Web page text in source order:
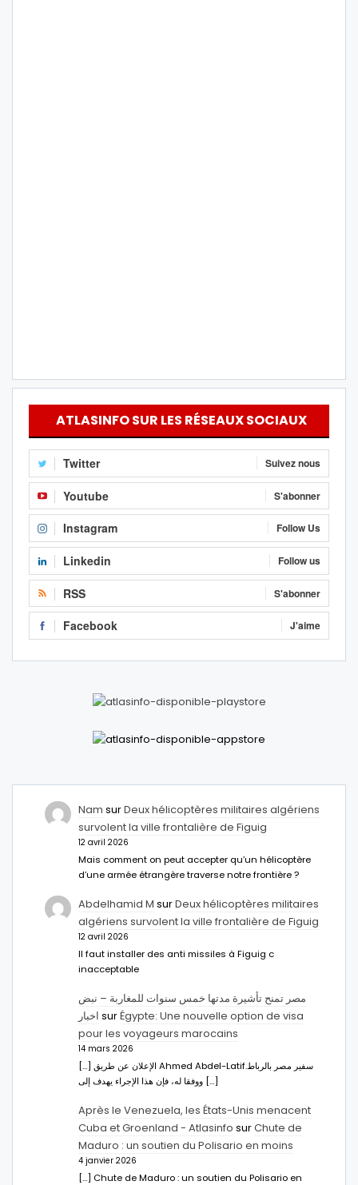
ATLASINFO SUR LES RÉSEAUX SOCIAUX
Twitter Suivez nous
Youtube S'abonner
Instagram Follow Us
Linkedin Follow us
RSS S'abonner
Facebook J'aime
Nam surDeux hélicoptères militaires algériens
survolent la ville frontalière de Figuig
12 avril 2026
Mais comment on peut accepter qu’un hélicoptère
d’une armée étrangère traverse notre frontière ?
Abdelhamid M surDeux hélicoptères militaires
algériens survolent la ville frontalière de Figuig
12 avril 2026
Il faut installer des anti missiles à Figuig c
inacceptable
مصر تمنح تأشيرة مدتها خمس سنوات للمغاربة – نبض
اخبار surÉgypte: Une nouvelle option de visa
pour les voyageurs marocains
14 mars 2026
[…] الإعلان عن طريق Ahmed Abdel-Latifسفير مصر بالرباط.
ووفقا له، فإن هذا الإجراء يهدف إلى […]
Après le Venezuela, les États-Unis menacent
Cuba et Groenland - Atlasinfo surChute de
Maduro : un soutien du Polisario en moins
4 janvier 2026
[…] Chute de Maduro : un soutien du Polisario en